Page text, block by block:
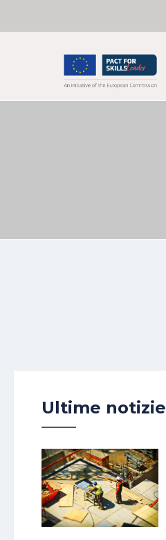
Ultime notizie